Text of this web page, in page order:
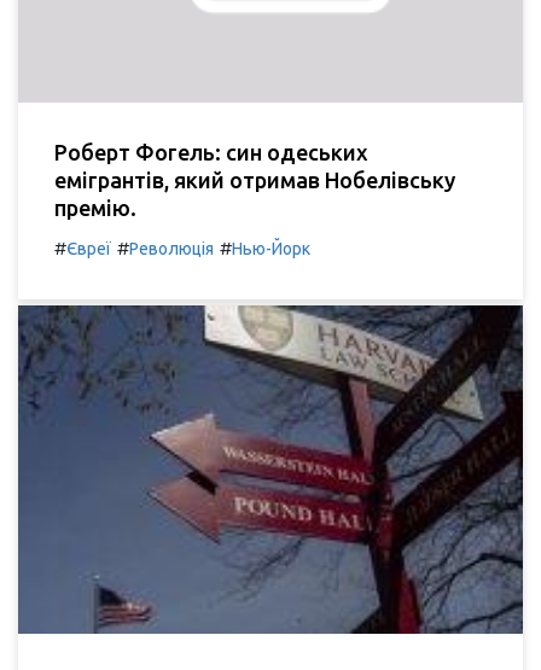
Роберт Фогель: син одеських
емігрантів, який отримав Нобелівську
премію.
#Євреї #Революція #Нью-Йорк